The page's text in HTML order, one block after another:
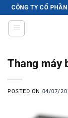
Skip
to
content
CÔNG TY CỔ
Thang máy
POSTED ON 04/07/